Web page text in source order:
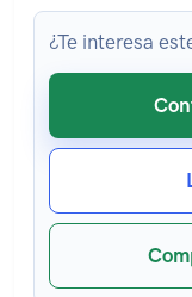
¿Te interesa